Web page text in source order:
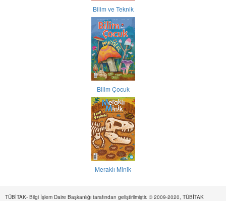
Bilim ve Teknik
Bilim Çocuk
Meraklı Minik
TÜBİTAK- Bilgi İşlem Daire Başkanlığı tarafından geliştirilmiştir. © 2009-2020, TÜBİTAK